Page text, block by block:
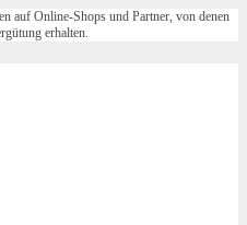
auf Online-Shops und Partner, von denen
erhalten.